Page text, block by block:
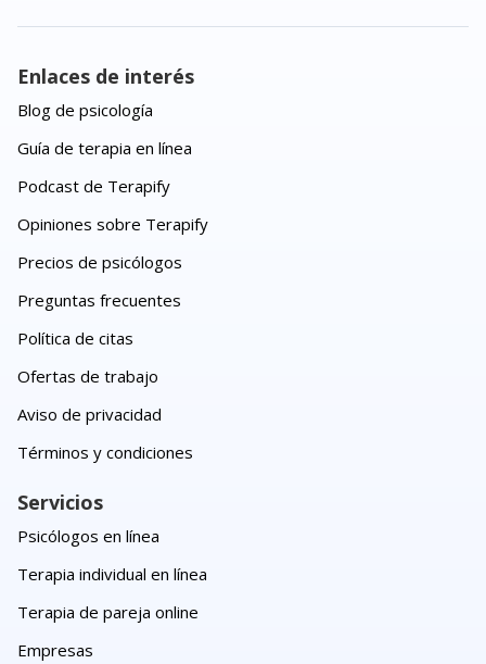
Enlaces de interés
Blog de psicología
Guía de terapia en línea
Podcast de Terapify
Opiniones sobre Terapify
Precios de psicólogos
Preguntas frecuentes
Política de citas
Ofertas de trabajo
Aviso de privacidad
Términos y condiciones
Servicios
Psicólogos en línea
Terapia individual en línea
Terapia de pareja online
Empresas